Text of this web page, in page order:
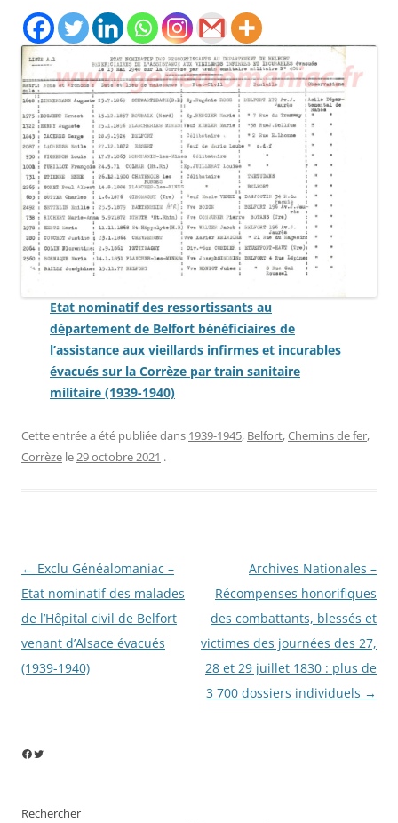
Etat nominatif des ressortissants au
département de Belfort bénéficiaires de
l’assistance aux vieillards infirmes et incurables
évacués sur la Corrèze par train sanitaire
militaire (1939-1940)
Cette entrée a été publiée dans 1939-1945, Belfort,Chemins de fer,
Corrèze le29 octobre 2021 .
Navigation
des
articles
← Exclu Généalomaniac –
Etat nominatif des malades
de l’Hôpital civil de Belfort
venant d’Alsace évacués
(1939-1940)
Archives Nationales –
Récompenses honorifiques
des combattants, blessés et
victimes des journées des 27,
28 et 29 juillet 1830 : plus de
3 700 dossiers individuels →
Facebook
Twitter
Rechercher